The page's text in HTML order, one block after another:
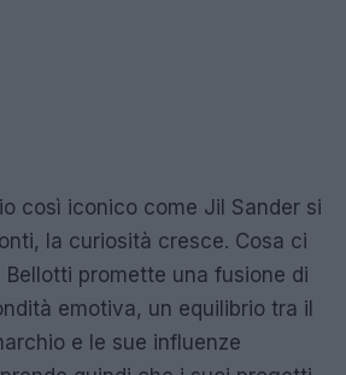
così iconico come Jil Sander si
la curiosità cresce. Cosa ci
promette una fusione di
emotiva, un equilibrio tra il
e le sue influenze